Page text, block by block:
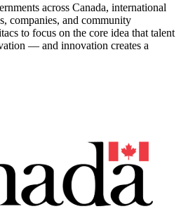
across Canada, international
companies, and community
to focus on the core idea that talent
— and innovation creates a